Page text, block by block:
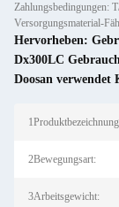
Zahlungsbedingungen:
Versorgungsmaterial-
Hervorheben:
Dx300LC
Doosan verwendet
2Bewegungsart:
3Arbeitsgewicht: